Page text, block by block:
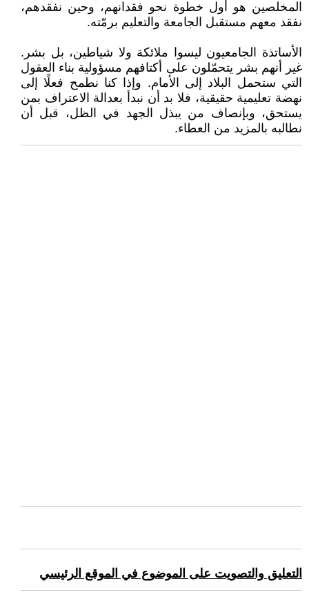
المخلصين هو أول خطوة نحو فقدانهم، وحين نفقدهم،
نفقد معهم مستقبل الجامعة والتعليم برمّته.
الأساتذة الجامعيون ليسوا ملائكة ولا شياطين، بل بشر.
غير أنهم بشر يتحمّلون على أكتافهم مسؤولية بناء العقول
التي ستحمل البلاد إلى الأمام. وإذا كنا نطمح فعلًا إلى
نهضة تعليمية حقيقية، فلا بد أن نبدأ بعدالة الاعتراف بمن
يستحق، وبإنصاف من يبذل الجهد في الظل، قبل أن
نطالبه بالمزيد من العطاء.
التعليق والتصويت على الموضوع في الموقع الرئيسي